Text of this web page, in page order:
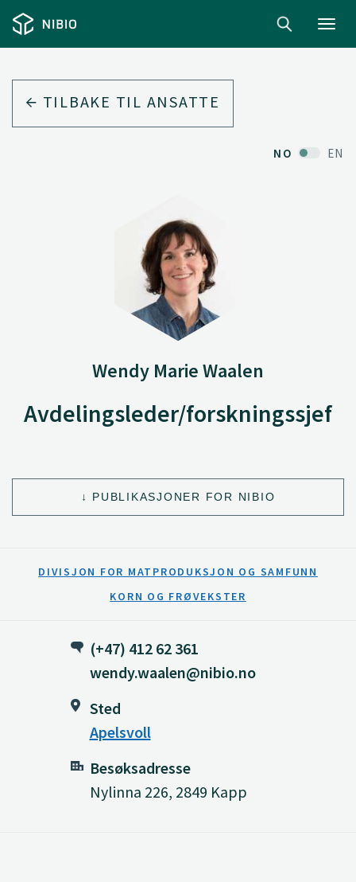
TILBAKE TIL ANSATTE
NO EN
Wendy Marie Waalen
Avdelingsleder/forskningssjef
PUBLIKASJONER FOR NIBIO
DIVISJON FOR MATPRODUKSJON OG SAMFUNN
KORN OG FRØVEKSTER
(+47) 412 62 361
wendy.waalen@nibio.no
Sted
Apelsvoll
Besøksadresse
Nylinna 226, 2849 Kapp